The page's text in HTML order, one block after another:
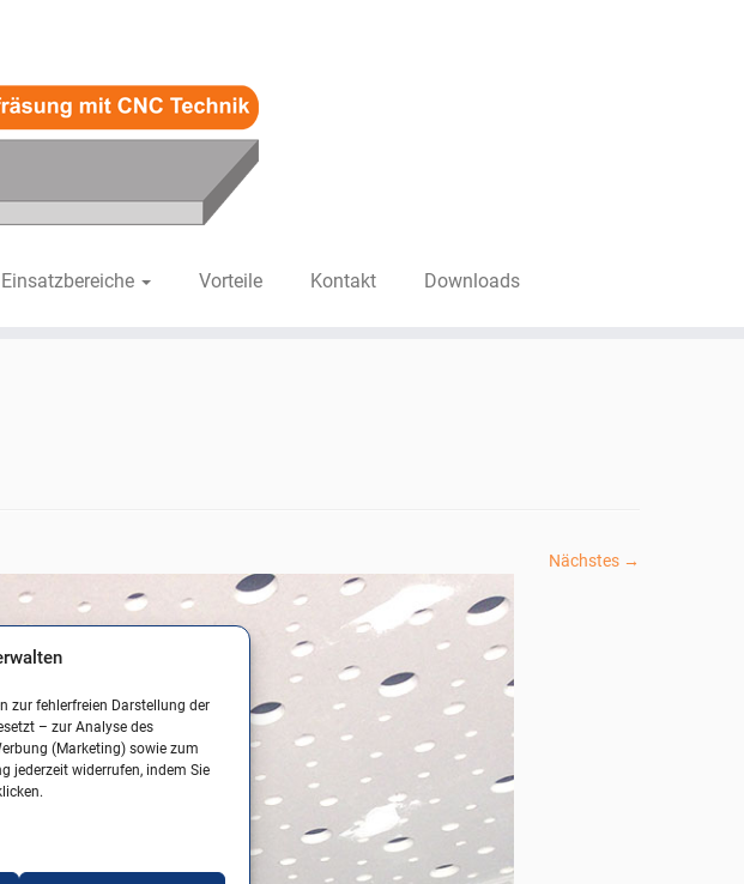
zur fehlerfreien Darstellung der
– zur Analyse des
(Marketing) sowie zum
jederzeit widerrufen, indem Sie
Einsatzbereiche Vorteile Kontakt Downloads
Nächstes →